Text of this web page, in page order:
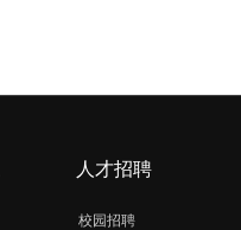
校园招聘
人才招聘